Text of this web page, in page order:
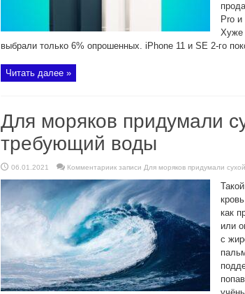
Pro и
Хуже
выбрали только 6% опрошенных. iPhone 11 и SE 2-го
Читать далее »
Для моряков придумали
требующий воды
06.01.2021 Комментариик записи Для моряков придумали
как
или
с